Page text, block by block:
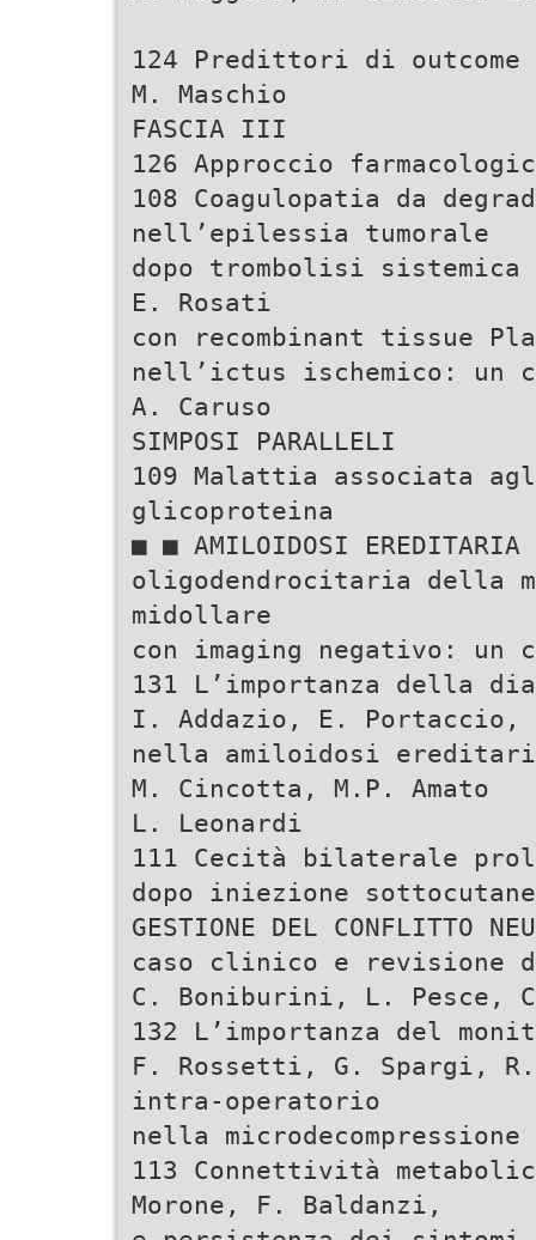
124 Predittori di
M. Maschio
FASCIA III
126 Approccio
108 Coagulopatia da
nell’epilessia tumorale
dopo trombolisi sistemica
E. Rosati
con recombinant tissue
nell’ictus ischemico: un
A. Caruso
SIMPOSI PARALLELI
109 Malattia associata
glicoproteina
■ ■ AMILOIDOSI EREDITARIA
oligodendrocitaria della
midollare
con imaging negativo: un
131 L’importanza della
I. Addazio, E. Portaccio,
nella amiloidosi
M. Cincotta, M.P. Amato
L. Leonardi
111 Cecità bilaterale
dopo iniezione
GESTIONE DEL CONFLITTO
caso clinico e revisione
C. Boniburini, L.
132 L’importanza del
F. Rossetti, G. Spargi,
intra-operatorio
nella microdecompressione
113 Connettività
Morone, F. Baldanzi,